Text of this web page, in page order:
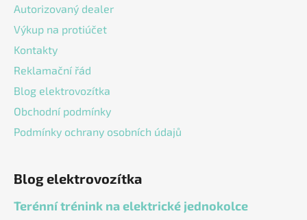
Autorizovaný dealer
Výkup na protiúčet
Kontakty
Reklamační řád
Blog elektrovozítka
Obchodní podmínky
Podmínky ochrany osobních údajů
Blog elektrovozítka
Terénní trénink na elektrické jednokolce